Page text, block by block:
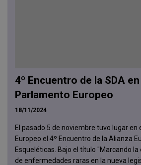
4º Encuentro de la SDA
Parlamento Europeo
18/11/2024
El pasado 5 de noviembre tuvo lugar en
Europeo el 4º Encuentro de la Alianza
Esqueléticas. Bajo el título "Marcando
de enfermedades raras en la nueva